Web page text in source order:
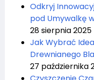
Odkryj
pod Umywalkę
28 sierpnia 2025
Jak Wybrać
Drewnianego
27 października